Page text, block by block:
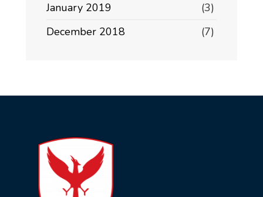
January 2019
(3)
December 2018
(7)